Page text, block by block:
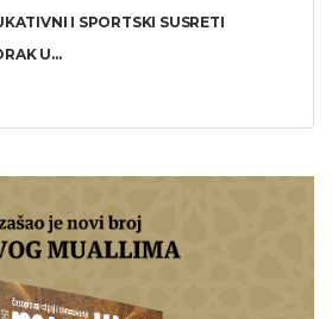
I SPORTSKI SUSRETI
U...